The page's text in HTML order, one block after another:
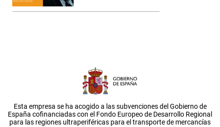
Esta empresa se ha acogido a las subvenciones del Gobierno de
España cofinanciadas con el Fondo Europeo de Desarrollo Regional
para las regiones ultraperiféricas para el transporte de mercancías